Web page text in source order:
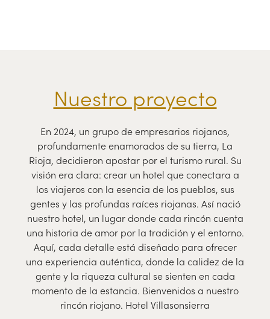
Nuestro proyecto
En 2024, un grupo de empresarios riojanos,
profundamente enamorados de su tierra, La
Rioja, decidieron apostar por el turismo rural. Su
visión era clara: crear un hotel que conectara a
los viajeros con la esencia de los pueblos, sus
gentes y las profundas raíces riojanas. Así nació
nuestro hotel, un lugar donde cada rincón cuenta
una historia de amor por la tradición y el entorno.
Aquí, cada detalle está diseñado para ofrecer
una experiencia auténtica, donde la calidez de la
gente y la riqueza cultural se sienten en cada
momento de la estancia. Bienvenidos a nuestro
rincón riojano. Hotel Villasonsierra